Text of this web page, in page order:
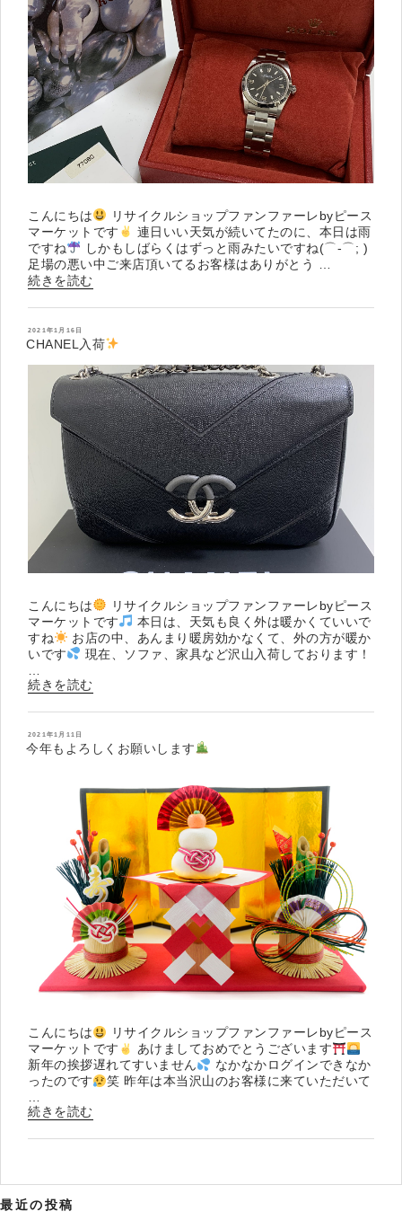
こんにちは
リサイクルショップファンファーレbyピース
マーケットです
連日いい天気が続いてたのに、本日は雨
ですね
しかもしばらくはずっと雨みたいですね(⌒-⌒; )
足場の悪い中ご来店頂いてるお客様はありがとう …
“入
情
報
続きを読む
投
日:
2021年1月16日
CHANEL入荷
こんにちは
リサイクルショップファンファーレbyピース
マーケットです
本日は、天気も良く外は暖かくていいで
すね
お店の中、あんまり暖房効かなくて、外の方が暖か
いです
現在、ソファ、家具など沢山入荷しております！
“CHANEL
入
荷
”
の
続きを読む
投
稿
日:
2021年1月11日
今年もよろしくお願いします
こんにちは
リサイクルショップファンファーレbyピース
マーケットです
あけましておめでとうございます
新年の挨拶遅れてすいません
なかなかログインできなか
ったのです
笑 昨年は本当沢山のお客様に来ていただいて
“今
も
く
続きを読む
最近の投稿